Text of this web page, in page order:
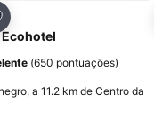
aos favoritos
(650 pontuações)
a 11.2 km de Centro da